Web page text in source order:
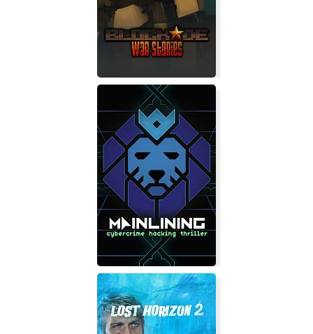
Lords of Football
BLOCKADE War Stories